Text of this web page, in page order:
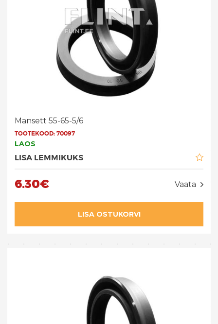
Mansett 55-65-5/6
TOOTEKOOD:70097
LAOS
LISA LEMMIKUKS
6.30€ Vaata
LISA OSTUKORVI